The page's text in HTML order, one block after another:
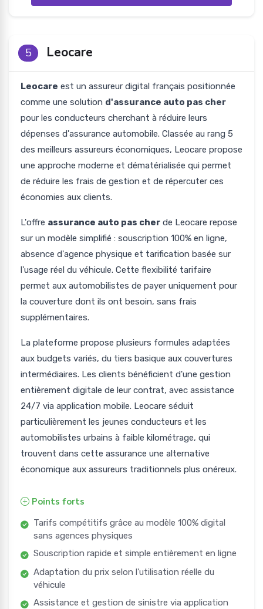
5 Leocare
Leocare est un assureur digital français positionnée
comme une solution d'assurance auto pas cher
pour les conducteurs cherchant à réduire leurs
dépenses d'assurance automobile. Classée au rang 5
des meilleurs assureurs économiques, Leocare propose
une approche moderne et dématérialisée qui permet
de réduire les frais de gestion et de répercuter ces
économies aux clients.
L'offre assurance auto pas cher de Leocare repose
sur un modèle simplifié : souscription 100% en ligne,
absence d'agence physique et tarification basée sur
l'usage réel du véhicule. Cette flexibilité tarifaire
permet aux automobilistes de payer uniquement pour
la couverture dont ils ont besoin, sans frais
supplémentaires.
La plateforme propose plusieurs formules adaptées
aux budgets variés, du tiers basique aux couvertures
intermédiaires. Les clients bénéficient d'une gestion
entièrement digitale de leur contrat, avec assistance
24/7 via application mobile. Leocare séduit
particulièrement les jeunes conducteurs et les
automobilistes urbains à faible kilométrage, qui
trouvent dans cette assurance une alternative
économique aux assureurs traditionnels plus onéreux.
Points forts
Tarifs compétitifs grâce au modèle 100% digital
sans agences physiques
Souscription rapide et simple entièrement en ligne
Adaptation du prix selon l'utilisation réelle du
véhicule
Assistance et gestion de sinistre via application